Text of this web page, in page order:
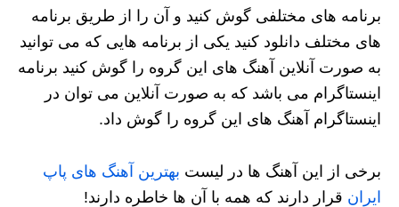
برنامه ‌های مختلفی گوش کنید و آن را از طریق برنامه
‌های مختلف دانلود کنید یکی از برنامه ‌هایی که می توانید
به صورت آنلاین آهنگ های این گروه را گوش کنید برنامه
اینستاگرام می باشد که به صورت آنلاین می توان در
اینستاگرام آهنگ های این گروه را گوش داد.
برخی از این آهنگ ها در لیست بهترین آهنگ های پاپ
ایران قرار دارند که همه با آن ها خاطره دارند!